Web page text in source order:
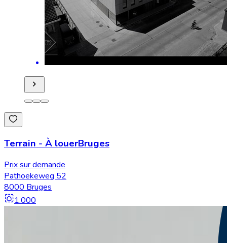
Terrain - À louerBruges
Prix sur demande
Pathoekeweg 52
8000 Bruges
1.000